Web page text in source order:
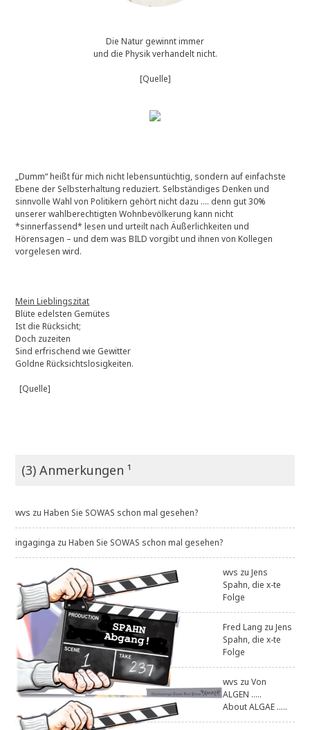
Die Natur gewinnt immer
und die Physik verhandelt nicht.
[Quelle]
„Dumm“ heißt für mich nicht lebensuntüchtig, sondern auf einfachste
Ebene der Selbsterhaltung reduziert. Selbständiges Denken und
sinnvolle Wahl von Politikern gehört nicht dazu …. denn gut 30%
unserer wahlberechtigten Wohnbevölkerung kann nicht
*sinnerfassend* lesen und urteilt nach Äußerlichkeiten und
Hörensagen – und dem was BILD vorgibt und ihnen von Kollegen
vorgelesen wird.
Mein Lieblingszitat
Blüte edelsten Gemütes
Ist die Rücksicht;
Doch zuzeiten
Sind erfrischend wie Gewitter
Goldne Rücksichtslosigkeiten.
[Quelle]
(3) Anmerkungen ¹
wvs zuHaben Sie SOWAS schon mal gesehen?
ingaginga zuHaben Sie SOWAS schon mal gesehen?
wvs zuJens
Spahn, die x-te
Folge
Fred Lang zuJens
Spahn, die x-te
Folge
wvs zuVon
ALGEN .....
About ALGAE .....